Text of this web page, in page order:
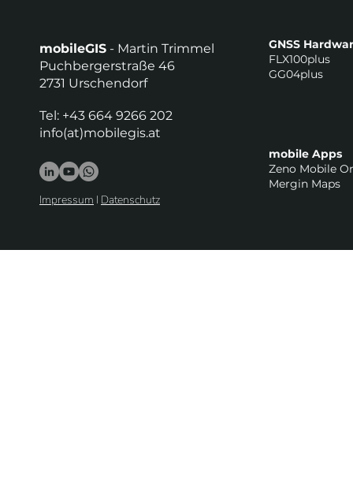
mobileGIS - Martin Trimmel
Puchbergerstraße 46
2731 Urschendorf
Tel: +43 664 9266 202
info(at)mobilegis.at
Impressum I Datenschutz
GNSS
FLX100plus
GG04plus
mobile Apps
Zeno Mobile
Mergin Maps